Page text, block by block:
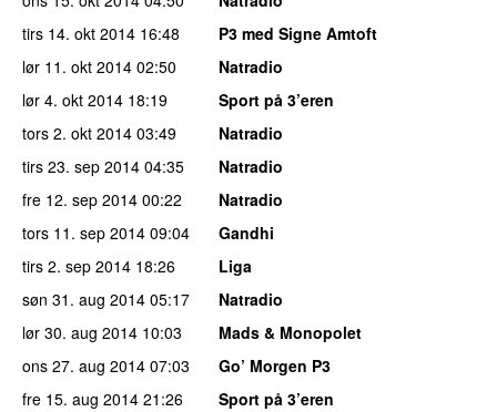
tirs 14. okt 2014 16:48
P3 med Signe Amtoft
lør 11. okt 2014 02:50
Natradio
lør 4. okt 2014 18:19
Sport på 3’eren
tors 2. okt 2014 03:49
Natradio
tirs 23. sep 2014 04:35
Natradio
fre 12. sep 2014 00:22
Natradio
tors 11. sep 2014 09:04
Gandhi
tirs 2. sep 2014 18:26
Liga
søn 31. aug 2014 05:17
Natradio
lør 30. aug 2014 10:03
Mads & Monopolet
ons 27. aug 2014 07:03
Go’ Morgen P3
fre 15. aug 2014 21:26
Sport på 3’eren